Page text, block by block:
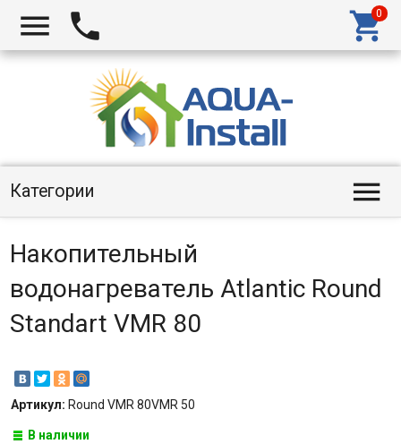
  
Категории 
Накопительный
водонагреватель Atlantic Round
Standart VMR 80
Артикул: Round VMR 80VMR 50
В наличии